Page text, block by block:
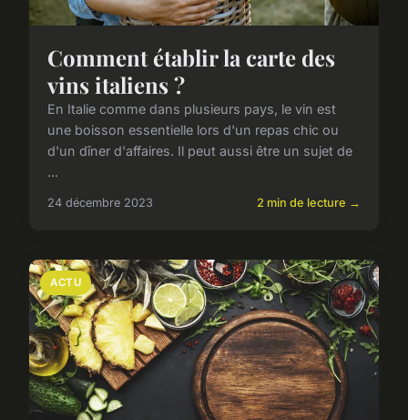
Comment établir la carte des
vins italiens ?
En Italie comme dans plusieurs pays, le vin est
une boisson essentielle lors d'un repas chic ou
d'un dîner d'affaires. Il peut aussi être un sujet de
...
24 décembre 2023 2 min de lecture →
ACTU